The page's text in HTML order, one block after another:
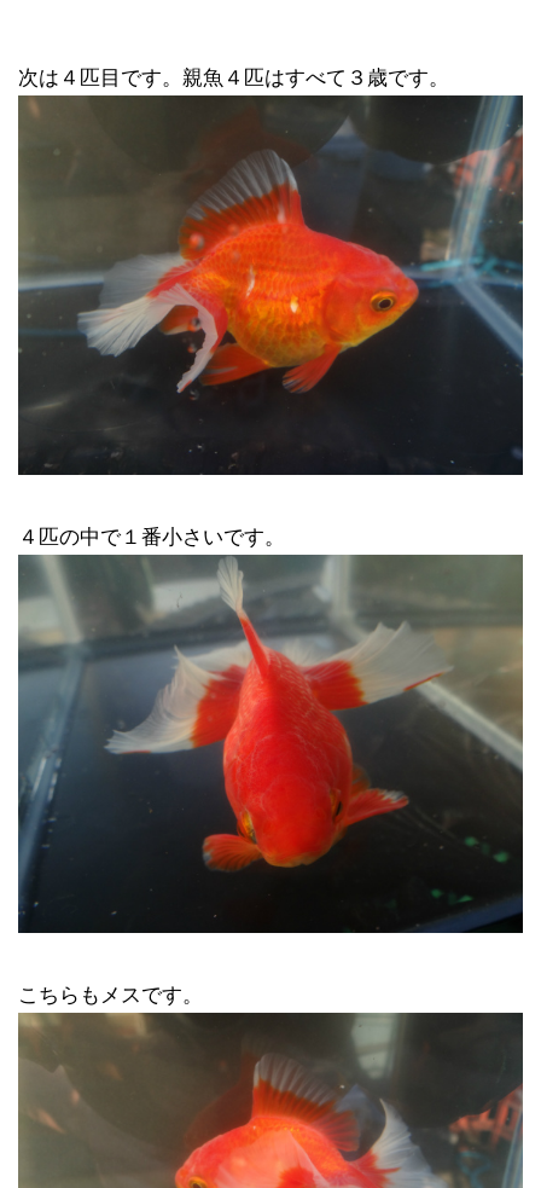
次は４匹目です。親魚４匹はすべて３歳です。
４匹の中で１番小さいです。
こちらもメスです。